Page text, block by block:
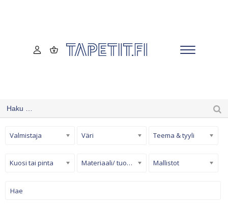
Valmistaja Väri Teema & tyyli
Kuosi tai pinta Materiaali/ tuotetyyppi Mallistot